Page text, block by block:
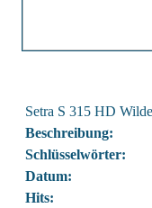
Setra S 315 HD
Beschreibung:
Schlüsselwörter:
Datum:
Hits: